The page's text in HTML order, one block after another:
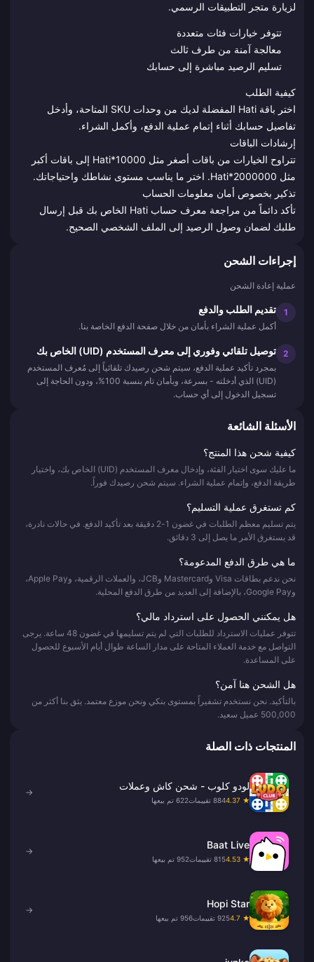
لزيارة متجر التطبيقات الرسمي.
تتوفر خيارات فئات متعددة
معالجة آمنة من طرف ثالث
تسليم الرصيد مباشرة إلى حسابك
كيفية الطلب
اختر باقة Hati المفضلة لديك من وحدات SKU المتاحة، وأدخل
تفاصيل حسابك أثناء إتمام عملية الدفع، وأكمل الشراء.
إرشادات الباقات
تتراوح الخيارات من باقات أصغر مثل Hati*10000 إلى باقات أكبر
مثل Hati*2000000. اختر ما يناسب مستوى نشاطك واحتياجاتك.
تذكير بخصوص أمان معلومات الحساب
تأكد دائماً من مراجعة معرف حساب Hati الخاص بك قبل إرسال
طلبك لضمان وصول الرصيد إلى الملف الشخصي الصحيح.
إجراءات الشحن
عملية إعادة الشحن
1 تقديم الطلب والدفع
أكمل عملية الشراء بأمان من خلال صفحة الدفع الخاصة بنا.
2 توصيل تلقائي وفوري إلى معرف المستخدم (UID) الخاص بك
بمجرد تأكيد عملية الدفع، سيتم شحن رصيدك تلقائياً إلى مُعرف المستخدم
(UID) الذي أدخلته - بسرعة، وبأمان تام بنسبة 100%، ودون الحاجة إلى
تسجيل الدخول إلى أي حساب.
الأسئلة الشائعة
كيفية شحن هذا المنتج؟
ما عليك سوى اختيار الفئة، وإدخال معرف المستخدم (UID) الخاص بك، واختيار
طريقة الدفع، وإتمام عملية الشراء. سيتم شحن رصيدك فوراً.
كم تستغرق عملية التسليم؟
يتم تسليم معظم الطلبات في غضون 1-2 دقيقة بعد تأكيد الدفع. في حالات نادرة،
قد يستغرق الأمر ما يصل إلى 3 دقائق.
ما هي طرق الدفع المدعومة؟
نحن ندعم بطاقات Visa وMastercard وJCB، والعملات الرقمية، وApple Pay،
وGoogle Pay، بالإضافة إلى العديد من طرق الدفع المحلية.
هل يمكنني الحصول على استرداد مالي؟
تتوفر عمليات الاسترداد للطلبات التي لم يتم تسليمها في غضون 48 ساعة. يرجى
التواصل مع خدمة العملاء المتاحة على مدار الساعة طوال أيام الأسبوع للحصول
على المساعدة.
هل الشحن هنا آمن؟
بالتأكيد. نحن نستخدم تشفيراً بمستوى بنكي ونحن موزع معتمد. يثق بنا أكثر من
500,000 عميل سعيد.
المنتجات ذات الصلة
لودو كلوب - شحن كاش وعملات
★ 4.37 884 تقييمات 622 تم بيعها
→
Baat Live
★ 4.53 815 تقييمات 952 تم بيعها
→
Hopi Star
★ 4.7 925 تقييمات 956 تم بيعها
→